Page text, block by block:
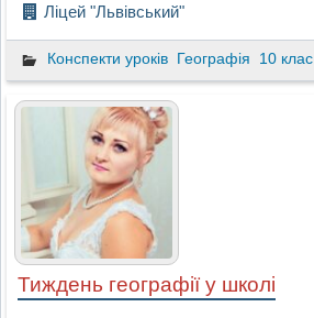
Ліцей "Львівський"
Конспекти уроків Географія 10 клас
Тиждень географії у школі